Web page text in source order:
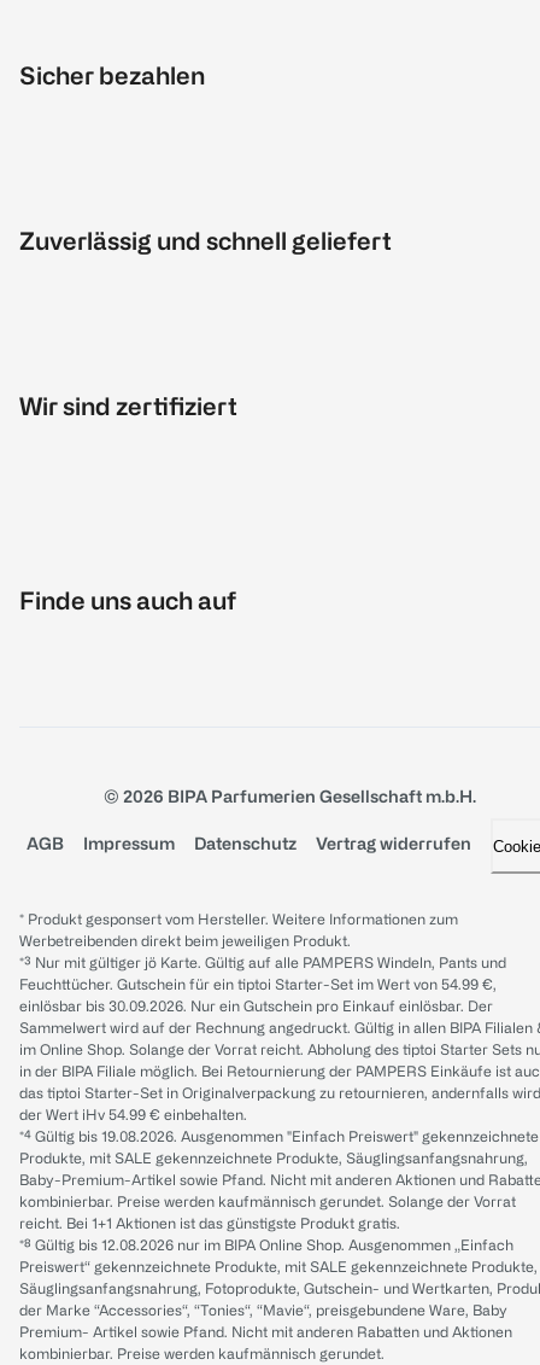
Sicher bezahlen
Zuverlässig und schnell geliefert
Wir sind zertifiziert
Finde uns auch auf
© 2026 BIPA Parfumerien Gesellschaft m.b.H.
AGB Impressum Datenschutz Vertrag widerrufen
* Produkt gesponsert vom Hersteller. Weitere Informationen zum
Werbetreibenden direkt beim jeweiligen Produkt.
*³ Nur mit gültiger jö Karte. Gültig auf alle PAMPERS Windeln, Pants und
Feuchttücher. Gutschein für ein tiptoi Starter-Set im Wert von 54.99 €,
einlösbar bis 30.09.2026. Nur ein Gutschein pro Einkauf einlösbar. Der
Sammelwert wird auf der Rechnung angedruckt. Gültig in allen BIPA Filialen
im Online Shop. Solange der Vorrat reicht. Abholung des tiptoi Starter Sets
in der BIPA Filiale möglich. Bei Retournierung der PAMPERS Einkäufe ist
das tiptoi Starter-Set in Originalverpackung zu retournieren, andernfalls wird
der Wert iHv 54.99 € einbehalten.
*⁴ Gültig bis 19.08.2026. Ausgenommen "Einfach Preiswert" gekennzeichnete
Produkte, mit SALE gekennzeichnete Produkte, Säuglingsanfangsnahrung,
Baby-Premium-Artikel sowie Pfand. Nicht mit anderen Aktionen und
kombinierbar. Preise werden kaufmännisch gerundet. Solange der Vorrat
reicht. Bei 1+1 Aktionen ist das günstigste Produkt gratis.
*⁸ Gültig bis 12.08.2026 nur im BIPA Online Shop. Ausgenommen „Einfach
Preiswert“ gekennzeichnete Produkte, mit SALE gekennzeichnete Produkte,
Säuglingsanfangsnahrung, Fotoprodukte, Gutschein- und Wertkarten,
der Marke “Accessories“, “Tonies“, “Mavie“, preisgebundene Ware, Baby
Premium- Artikel sowie Pfand. Nicht mit anderen Rabatten und Aktionen
kombinierbar. Preise werden kaufmännisch gerundet.